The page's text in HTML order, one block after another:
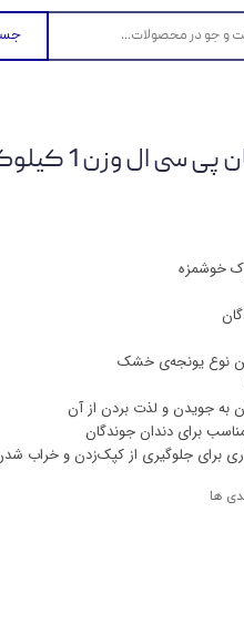
ال وزن 1 کیلوگرم
خوشمزه
نوع یونجه‌ی خشک
به جویدن و لذت بردن از آن
برای دندان جوندگان
برای جلوگیری از کپک‌زدن و خراب
ها